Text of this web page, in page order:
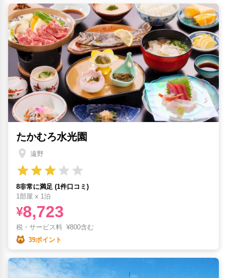
たかむろ水光園
遠野
8非常に満足 (1件口コミ)
1部屋 x 1泊
¥8,723
税・サービス料 ¥800含む
39ポイント